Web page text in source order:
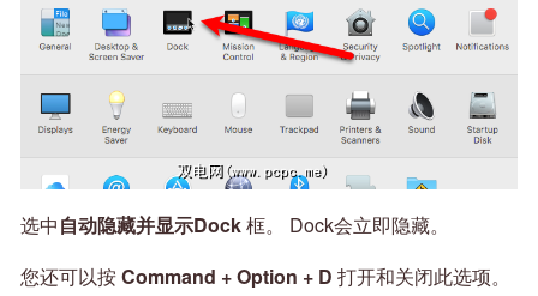
选中自动隐藏并显示Dock框。 Dock会立即隐藏。
您还可以按Command + Option + D 打开和关闭此选项。